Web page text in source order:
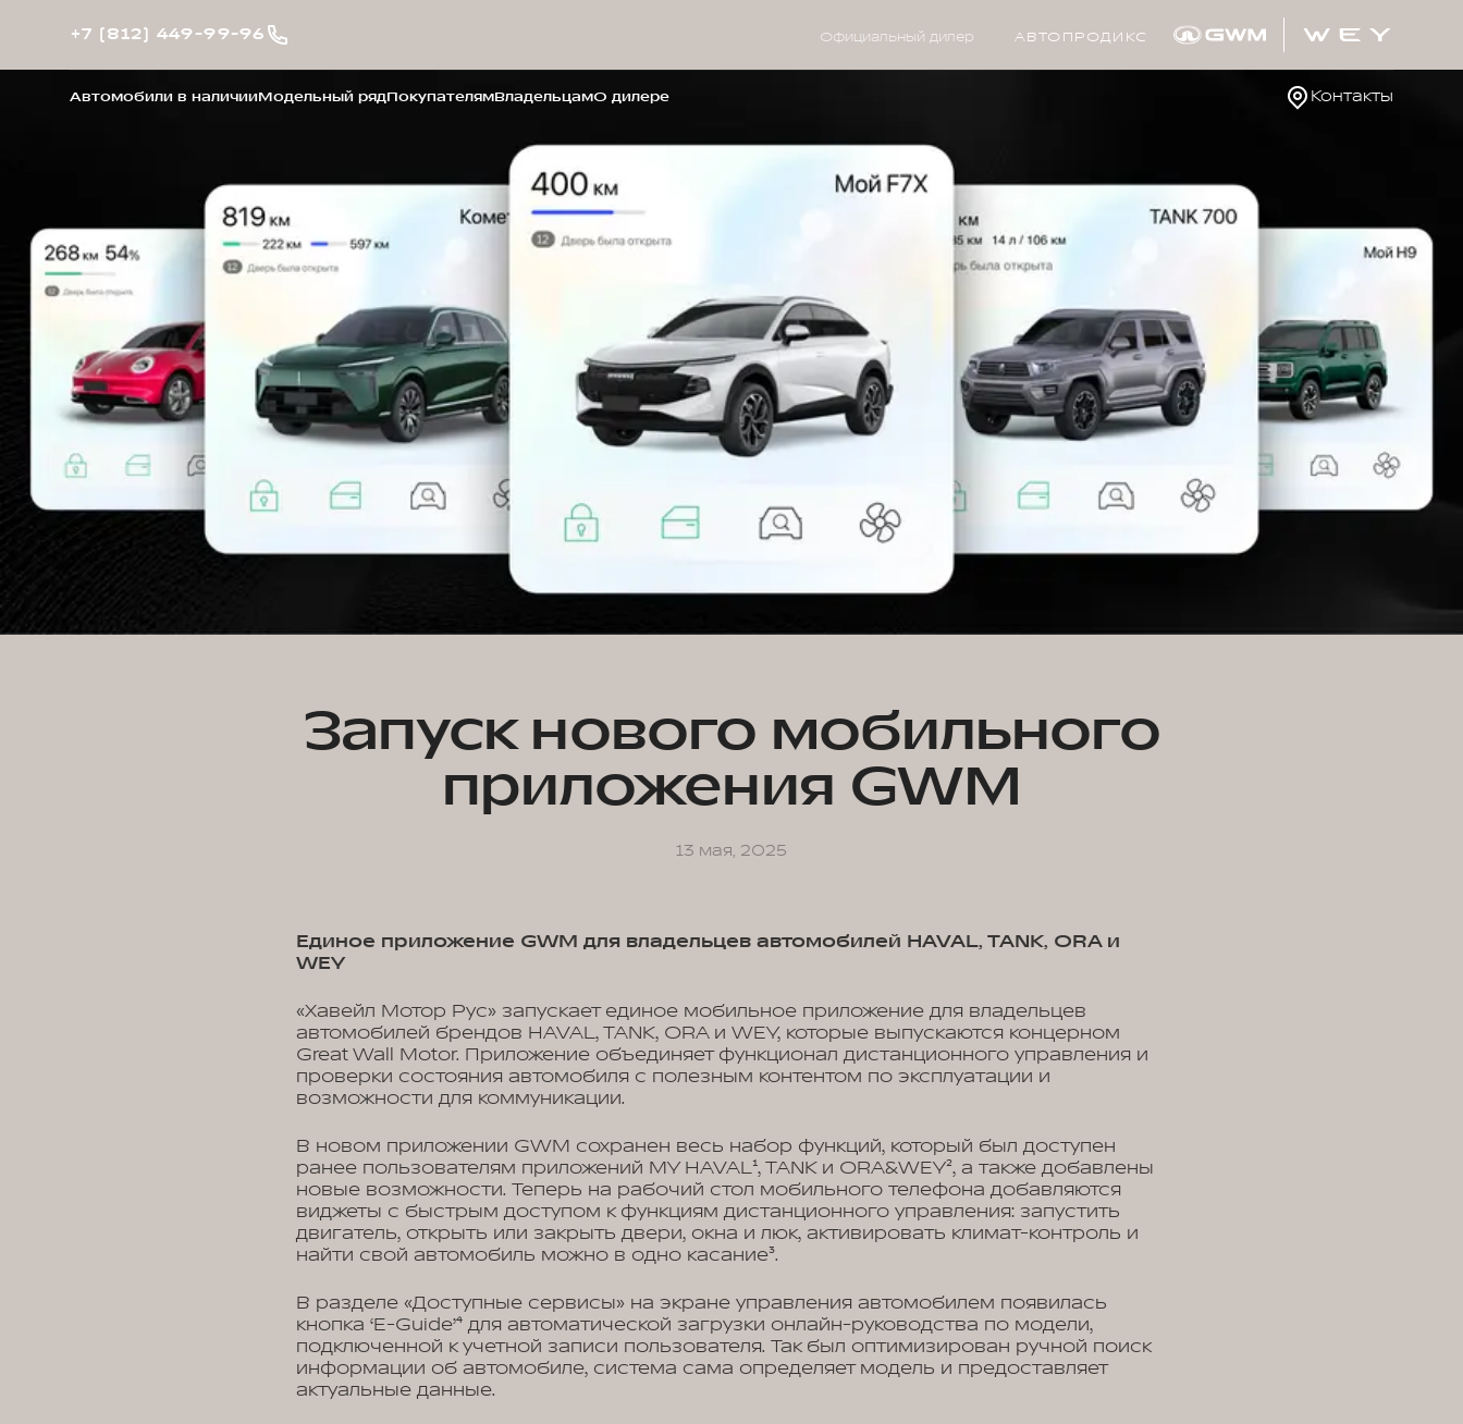
Официальный дилер АВТОПРОДИКС
Контакты
+7 (812) 449-99-96
Автомобили в наличииМодельный рядПокупателямВладельцамО дилере
Запуск нового мобильного
приложения GWM
13 мая, 2025
Единое приложение GWM для владельцев автомобилей HAVAL, TANK, ORA и
WEY
«Хавейл Мотор Рус» запускает единое мобильное приложение для владельцев
автомобилей брендов HAVAL, TANK, ORA и WEY, которые выпускаются концерном
Great Wall Motor. Приложение объединяет функционал дистанционного управления и
проверки состояния автомобиля с полезным контентом по эксплуатации и
возможности для коммуникации.
В новом приложении GWM сохранен весь набор функций, который был доступен
ранее пользователям приложений MY HAVAL¹, TANK и ORA&WEY², а также добавлены
новые возможности. Теперь на рабочий стол мобильного телефона добавляются
виджеты с быстрым доступом к функциям дистанционного управления: запустить
двигатель, открыть или закрыть двери, окна и люк, активировать климат-контроль и
найти свой автомобиль можно в одно касание³.
В разделе «Доступные сервисы» на экране управления автомобилем появилась
кнопка ‘E-Guide’⁴ для автоматической загрузки онлайн-руководства по модели,
подключенной к учетной записи пользователя. Так был оптимизирован ручной поиск
информации об автомобиле, система сама определяет модель и предоставляет
актуальные данные.